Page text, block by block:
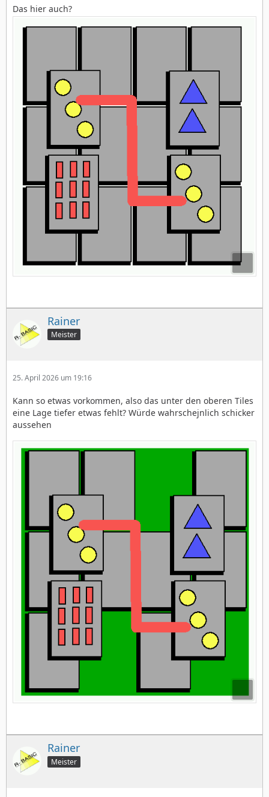
Das hier auch?
Rainer
Meister
25. April 2026 um 19:16
Kann so etwas vorkommen, also das unter den oberen Tiles
eine Lage tiefer etwas fehlt? Würde wahrschejnlich schicker
aussehen
Rainer
Meister